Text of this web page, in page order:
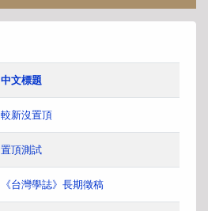
中文標題
較新沒置頂
置頂測試
《台灣學誌》長期徵稿